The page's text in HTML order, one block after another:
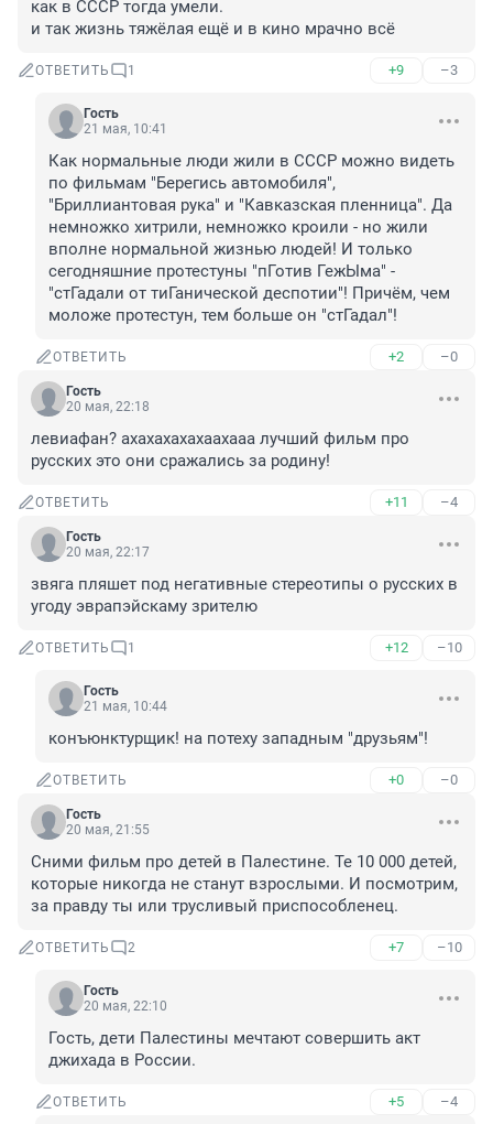
как в СССР тогда умели.
и так жизнь тяжёлая ещё и в кино мрачно всё
ОТВЕТИТЬ 1 +9 –3
Гость
21 мая, 10:41
Как нормальные люди жили в СССР можно видеть
по фильмам "Берегись автомобиля",
"Бриллиантовая рука" и "Кавказская пленница". Да
немножко хитрили, немножко кроили - но жили
вполне нормальной жизнью людей! И только
сегодняшние протестуны "пГотив ГежЫма" -
"стГадали от тиГанической деспотии"! Причём, чем
моложе протестун, тем больше он "стГадал"!
ОТВЕТИТЬ +2 –0
Гость
20 мая, 22:18
левиафан? ахахахахахаахааа лучший фильм про
русских это они сражались за родину!
ОТВЕТИТЬ +11 –4
Гость
20 мая, 22:17
звяга пляшет под негативные стереотипы о русских в
угоду эврапэйскаму зрителю
ОТВЕТИТЬ 1 +12 –10
Гость
21 мая, 10:44
конъюнктурщик! на потеху западным "друзьям"!
ОТВЕТИТЬ +0 –0
Гость
20 мая, 21:55
Сними фильм про детей в Палестине. Те 10 000 детей,
которые никогда не станут взрослыми. И посмотрим,
за правду ты или трусливый приспособленец.
ОТВЕТИТЬ 2 +7 –10
Гость
20 мая, 22:10
Гость, дети Палестины мечтают совершить акт
джихада в России.
ОТВЕТИТЬ +5 –4